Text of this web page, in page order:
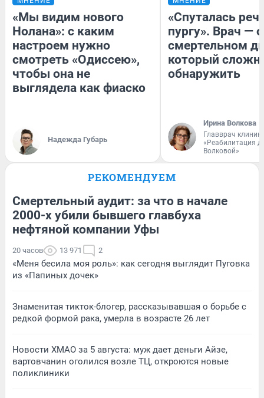
«Мы видим нового
Нолана»: с каким
настроем нужно
смотреть «Одиссею»,
чтобы она не
выглядела как фиаско
Надежда Губарь
«Спуталась
пургу». Врач — о
смертельном
который
обнаружить
Ирина Волкова
Главврач
«Реабилитация
Волковой»
РЕКОМЕНДУЕМ
Смертельный аудит: за что в начале
2000-х убили бывшего главбуха
нефтяной компании Уфы
20 часов 13 971 2
«Меня бесила моя роль»: как сегодня выглядит Пуговка
из «Папиных дочек»
Знаменитая тикток-блогер, рассказывавшая о борьбе с
редкой формой рака, умерла в возрасте 26 лет
Новости ХМАО за 5 августа: муж дает деньги Айзе,
вартовчанин оголился возле ТЦ, откроются новые
поликлиники